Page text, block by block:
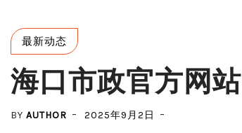
最新动态
海口市政官方网站
BY AUTHOR 2025年9月2日